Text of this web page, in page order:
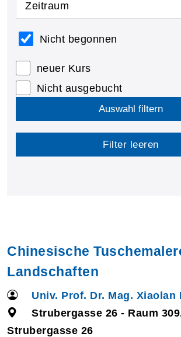
Zeitraum
Nicht begonnen
neuer Kurs
Nicht ausgebucht
Auswahl filtern
Filter leeren
Chinesische
Landschaften
Univ. Prof. Dr. Mag. Xiaolan
Strubergasse 26 - Raum
Strubergasse 26